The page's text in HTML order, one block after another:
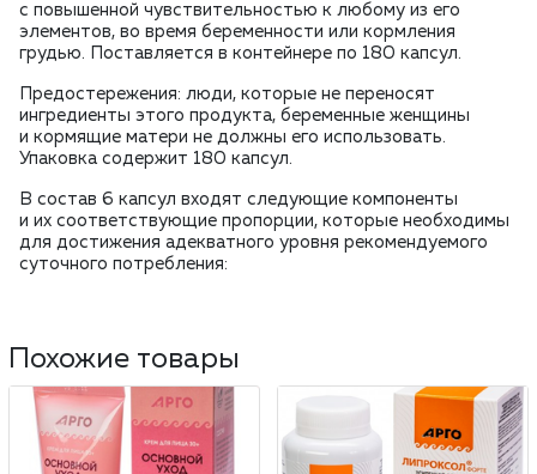
с повышенной чувствительностью к любому из его
элементов, во время беременности или кормления
грудью. Поставляется в контейнере по 180 капсул.
Предостережения: люди, которые не переносят
ингредиенты этого продукта, беременные женщины
и кормящие матери не должны его использовать.
Упаковка содержит 180 капсул.
В состав 6 капсул входят следующие компоненты
и их соответствующие пропорции, которые необходимы
для достижения адекватного уровня рекомендуемого
суточного потребления:
Похожие товары